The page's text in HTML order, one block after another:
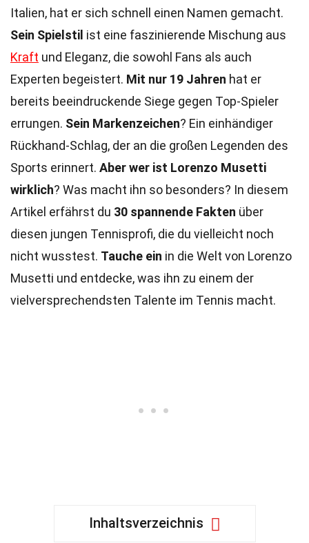
Italien, hat er sich schnell einen Namen gemacht.
Sein Spielstil ist eine faszinierende Mischung aus
Kraft und Eleganz, die sowohl Fans als auch
Experten begeistert. Mit nur 19 Jahren hat er
bereits beeindruckende Siege gegen Top-Spieler
errungen. Sein Markenzeichen? Ein einhändiger
Rückhand-Schlag, der an die großen Legenden des
Sports erinnert. Aber wer ist Lorenzo Musetti
wirklich? Was macht ihn so besonders? In diesem
Artikel erfährst du 30 spannende Fakten über
diesen jungen Tennisprofi, die du vielleicht noch
nicht wusstest. Tauche ein in die Welt von Lorenzo
Musetti und entdecke, was ihn zu einem der
vielversprechendsten Talente im Tennis macht.
Inhaltsverzeichnis